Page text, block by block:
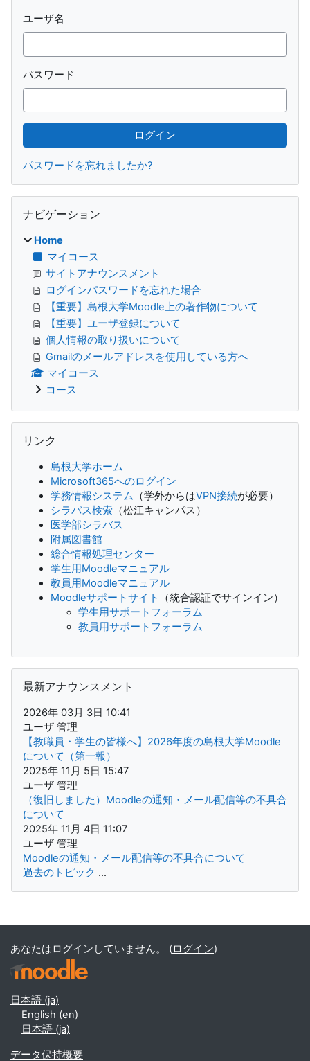
ユーザ名
パスワード
パスワードを忘れましたか?
ナビゲーション
Home
マイコース
サイトアナウンスメント
ログインパスワードを忘れた場合
【重要】島根大学Moodle上の著作物について
【重要】ユーザ登録について
個人情報の取り扱いについて
Gmailのメールアドレスを使用している方へ
マイコース
コース
リンク
島根大学ホーム
Microsoft365へのログイン
学務情報システム （学外からはVPN接続が必要）
シラバス検索 （松江キャンパス）
医学部シラバス
附属図書館
総合情報処理センター
学生用Moodleマニュアル
教員用Moodleマニュアル
Moodleサポートサイト
（統合認証でサインイン）
学生用サポートフォーラム
教員用サポートフォーラム
最新アナウンスメント
2026年 03月 3日 10:41
ユーザ 管理
【教職員・学生の皆様へ】2026年度の島根大学Moodle
について（第一報）
2025年 11月 5日 15:47
ユーザ 管理
（復旧しました）Moodleの通知・メール配信等の不具合
について
2025年 11月 4日 11:07
ユーザ 管理
Moodleの通知・メール配信等の不具合について
過去のトピック ...
補助ブロック
あなたはログインしていません。 (ログイン)
日本語 ‎(ja)‎
English ‎(en)‎
日本語 ‎(ja)‎
データ保持概要